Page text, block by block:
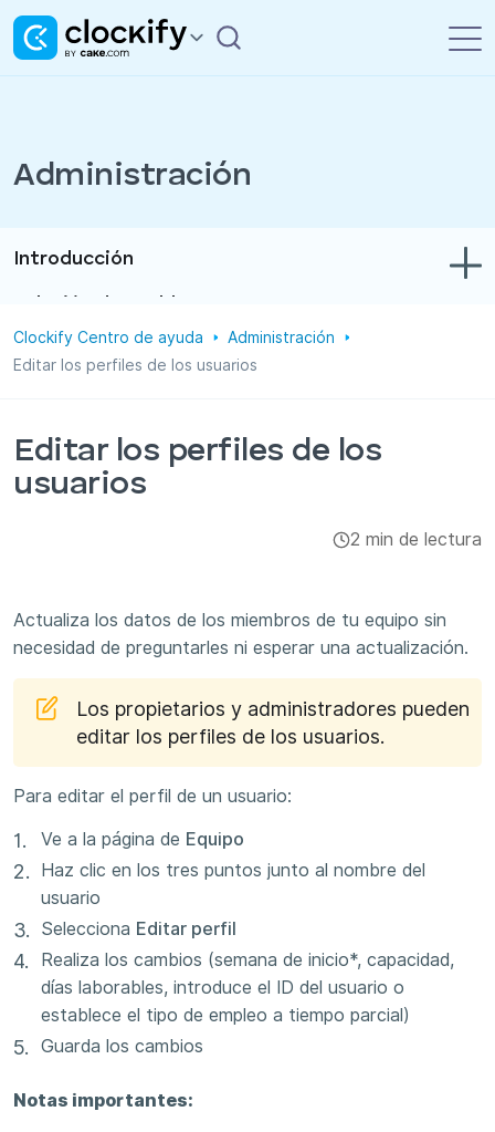
Administración
Introducción
Control de tiempo y gastos
Proyectos
Administración
Clockify Centro de ayuda
Administración
Editar los perfiles de los usuarios
Editar los perfiles de los
usuarios
2 min de lectura
Actualiza los datos de los miembros de tu equipo sin
necesidad de preguntarles ni esperar una actualización.
Los propietarios y administradores pueden
editar los perfiles de los usuarios.
Para editar el perfil de un usuario:
Ve a la página de Equipo
Haz clic en los tres puntos junto al nombre del
usuario
Selecciona Editar perfil
Realiza los cambios (semana de inicio*, capacidad,
días laborables, introduce el ID del usuario o
establece el tipo de empleo a tiempo parcial)
Guarda los cambios
Notas importantes: